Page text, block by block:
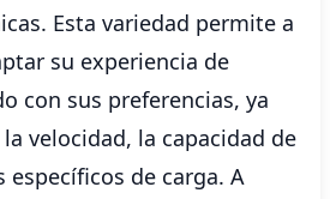
Esta variedad permite a
su experiencia de
con sus preferencias, ya
velocidad, la capacidad de
de carga. A